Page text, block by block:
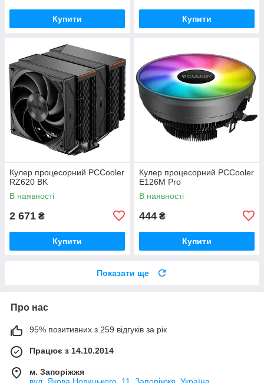
Купити Купити
Кулер процесорний PCCooler
RZ620 BK
В наявності
2 671 ₴
Купити
Кулер процесорний PCCooler
E126M Pro
В наявності
444 ₴
Купити
Показати ще
Про нас
95% позитивних з 259 відгуків за рік
Працює з 14.10.2014
м. Запоріжжя
вул. Якова Новицького, 11, Запоріжжя, Україна